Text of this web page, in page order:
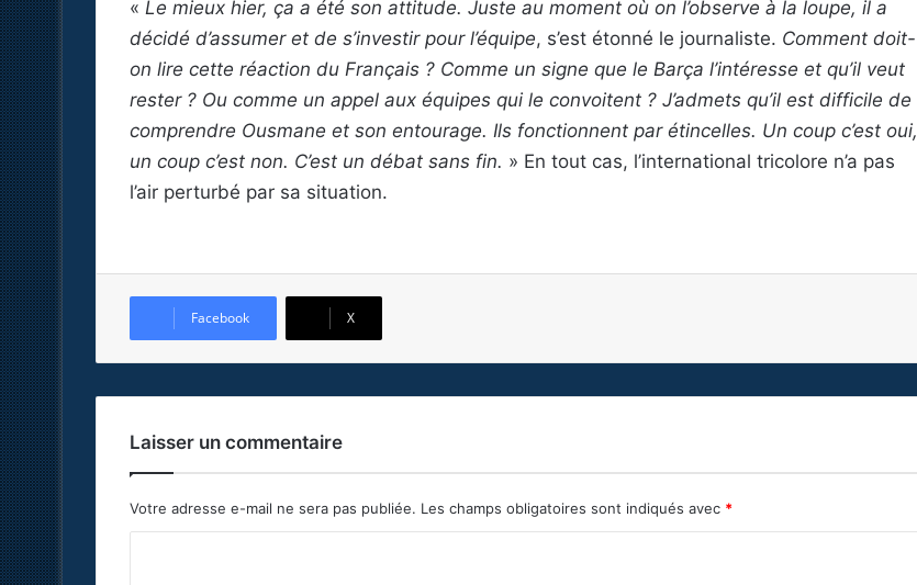
« Le mieux hier, ça a été son attitude. Juste au moment où on l’observe à la loupe, il a
décidé d’assumer et de s’investir pour l’équipe, s’est étonné le journaliste. Comment doit-
on lire cette réaction du Français ? Comme un signe que le Barça l’intéresse et qu’il veut
rester ? Ou comme un appel aux équipes qui le convoitent ? J’admets qu’il est difficile de
comprendre Ousmane et son entourage. Ils fonctionnent par étincelles. Un coup c’est oui,
un coup c’est non. C’est un débat sans fin. » En tout cas, l’international tricolore n’a pas
l’air perturbé par sa situation.
Facebook X
Laisser un commentaire
Votre adresse e-mail ne sera pas publiée. Les champs obligatoires sont indiqués avec *